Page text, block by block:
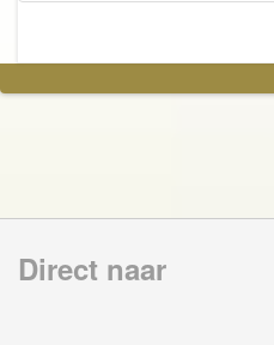
Direct naar